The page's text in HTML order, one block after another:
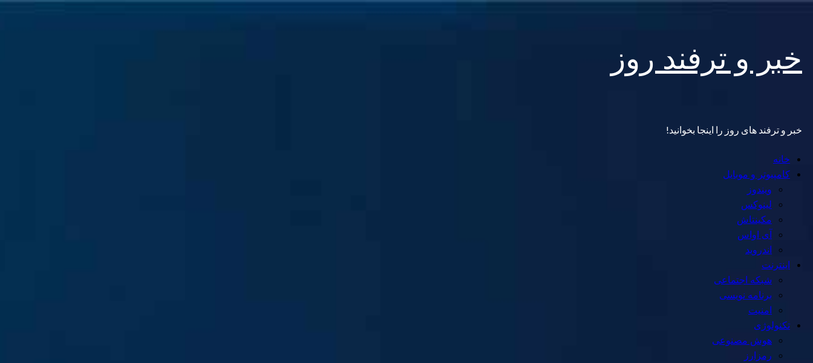
content
خبر و ترفند روز
خبر و ترفند های روز را اینجا بخوانید!
Primary
Menu
خانه
کامپیوتر و موبایل
ویندوز
لینوکس
مکینتاش
آی اواس
اندروید
اینترنت
شبکه اجتماعی
برنامه نویسی
امنیت
تکنولوژی
هوش مصنوعی
رمزارز